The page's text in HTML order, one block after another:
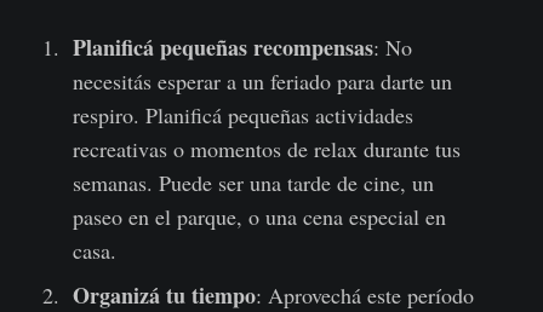
Planificá pequeñas recompensas: No
necesitás esperar a un feriado para darte un
respiro. Planificá pequeñas actividades
recreativas o momentos de relax durante tus
semanas. Puede ser una tarde de cine, un
paseo en el parque, o una cena especial en
casa.
Organizá tu tiempo: Aprovechá este período